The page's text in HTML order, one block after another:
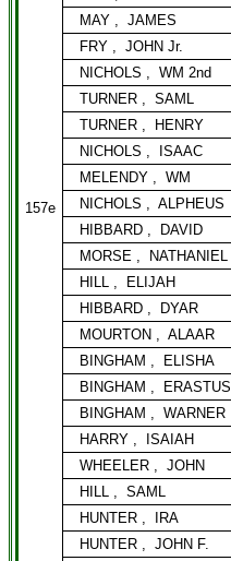
MAY , JAMES
FRY , JOHN Jr.
NICHOLS , WM 2nd
TURNER , SAML
TURNER ,
HENRY
NICHOLS ,
ISAAC
MELENDY , WM
157e
NICHOLS , ALPHEUS
HIBBARD ,
DAVID
MORSE ,
NATHANIEL
HILL ,
ELIJAH
HIBBARD ,
DYAR
MOURTON , ALAAR
BINGHAM ,
ELISHA
BINGHAM ,
ERASTUS
BINGHAM , WARNER
HARRY ,
ISAIAH
WHEELER , JOHN
HILL , SAML
HUNTER ,
IRA
HUNTER , JOHN F.